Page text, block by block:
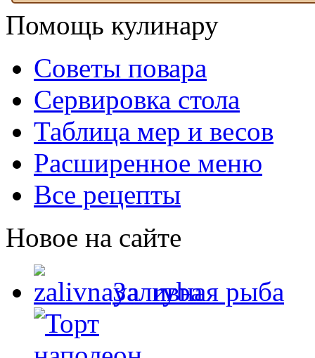
Помощь кулинару
Советы повара
Сервировка стола
Таблица мер и весов
Расширенное меню
Все рецепты
Новое на сайте
Заливная рыба